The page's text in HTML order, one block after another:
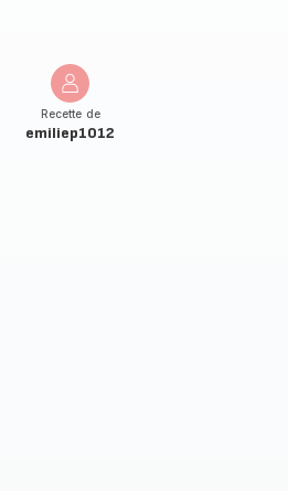
Recette de
emiliep1012